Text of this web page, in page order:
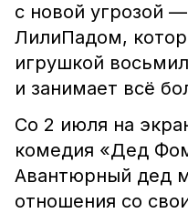
с новой угрозой
ЛилиПадом,
игрушкой
и занимает всё
Со 2 июля на
комедия «Дед
Авантюрный дед
отношения со